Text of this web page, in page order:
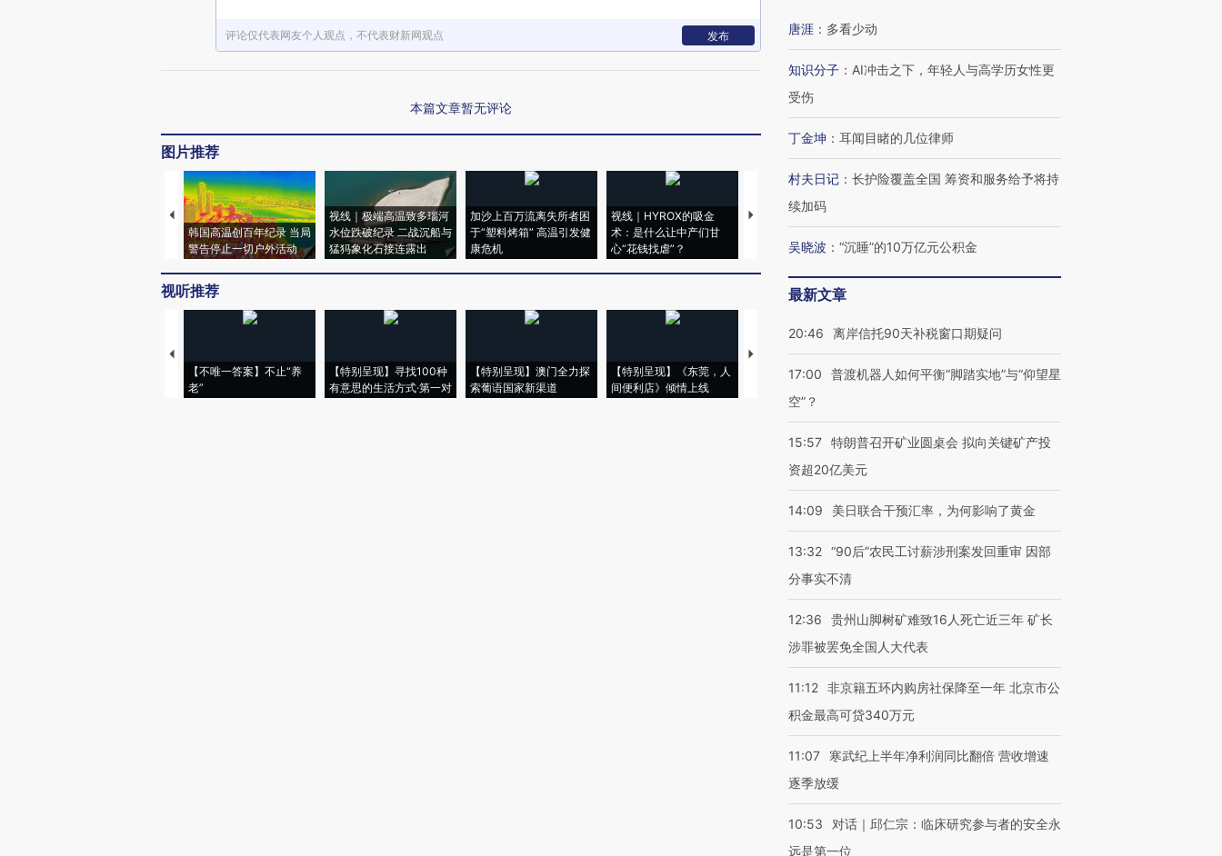
评论仅代表网友个人观点，不代表财新网观点 发布
本篇文章暂无评论
图片推荐
韩国高温创百年纪录 当局
警告停止一切户外活动
视线｜极端高温致多瑙河
水位跌破纪录 二战沉船与
猛犸象化石接连露出
加沙上百万流离失所者困
于“塑料烤箱” 高温引发健
康危机
视线｜HYROX的吸金
术：是什么让中产们甘
心“花钱找虐”？
马航飞行员跨国走私7万
育部长拱下台
视听推荐
【不唯一答案】不止“养
老”
【特别呈现】寻找100种
有意思的生活方式·第一对
【特别呈现】澳门全力探
索葡语国家新渠道
【特别呈现】《东莞，人
间便利店》倾情上线
【推广】走进第四届链博
会，让数智科技“链”接产
【特别呈现】寻找100种
【商旅对话】华住集团
CFO：不靠规模取胜，华
唐涯 ： 多看少动
知识分子 ： AI冲击之下，年轻人与高学历女性更
受伤
丁金坤 ： 耳闻目睹的几位律师
村夫日记 ： 长护险覆盖全国 筹资和服务给予将持
续加码
吴晓波 ： “沉睡”的10万亿元公积金
最新文章
20:46 离岸信托90天补税窗口期疑问
17:00
普渡机器人如何平衡“脚踏实地”与“仰望星
空”？
15:57 特朗普召开矿业圆桌会 拟向关键矿产投
资超20亿美元
14:09 美日联合干预汇率，为何影响了黄金
13:32 “90后”农民工讨薪涉刑案发回重审 因部
分事实不清
12:36
贵州山脚树矿难致16人死亡近三年 矿长
涉罪被罢免全国人大代表
11:12 非京籍五环内购房社保降至一年 北京市公
积金最高可贷340万元
11:07
寒武纪上半年净利润同比翻倍 营收增速
逐季放缓
10:53
对话｜邱仁宗：临床研究参与者的安全永
远是第一位